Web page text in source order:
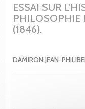
ESSAI SUR
PHILOSOPHIE
(1846).
DAMIRON JEAN-